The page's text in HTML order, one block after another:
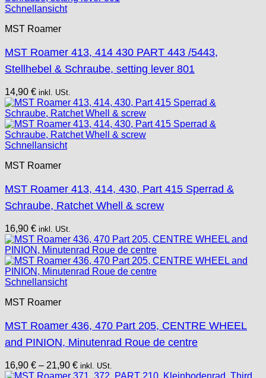
Schnellansicht
MST Roamer
MST Roamer 413, 414 430 PART 443 /5443,
Stellhebel & Schraube, setting lever 801
14,90 € inkl. USt.
Schnellansicht
MST Roamer
MST Roamer 413, 414, 430, Part 415 Sperrad &
Schraube, Ratchet Whell & screw
16,90 € inkl. USt.
Schnellansicht
MST Roamer
MST Roamer 436, 470 Part 205, CENTRE WHEEL
and PINION, Minutenrad Roue de centre
16,90 € – 21,90 € inkl. USt.